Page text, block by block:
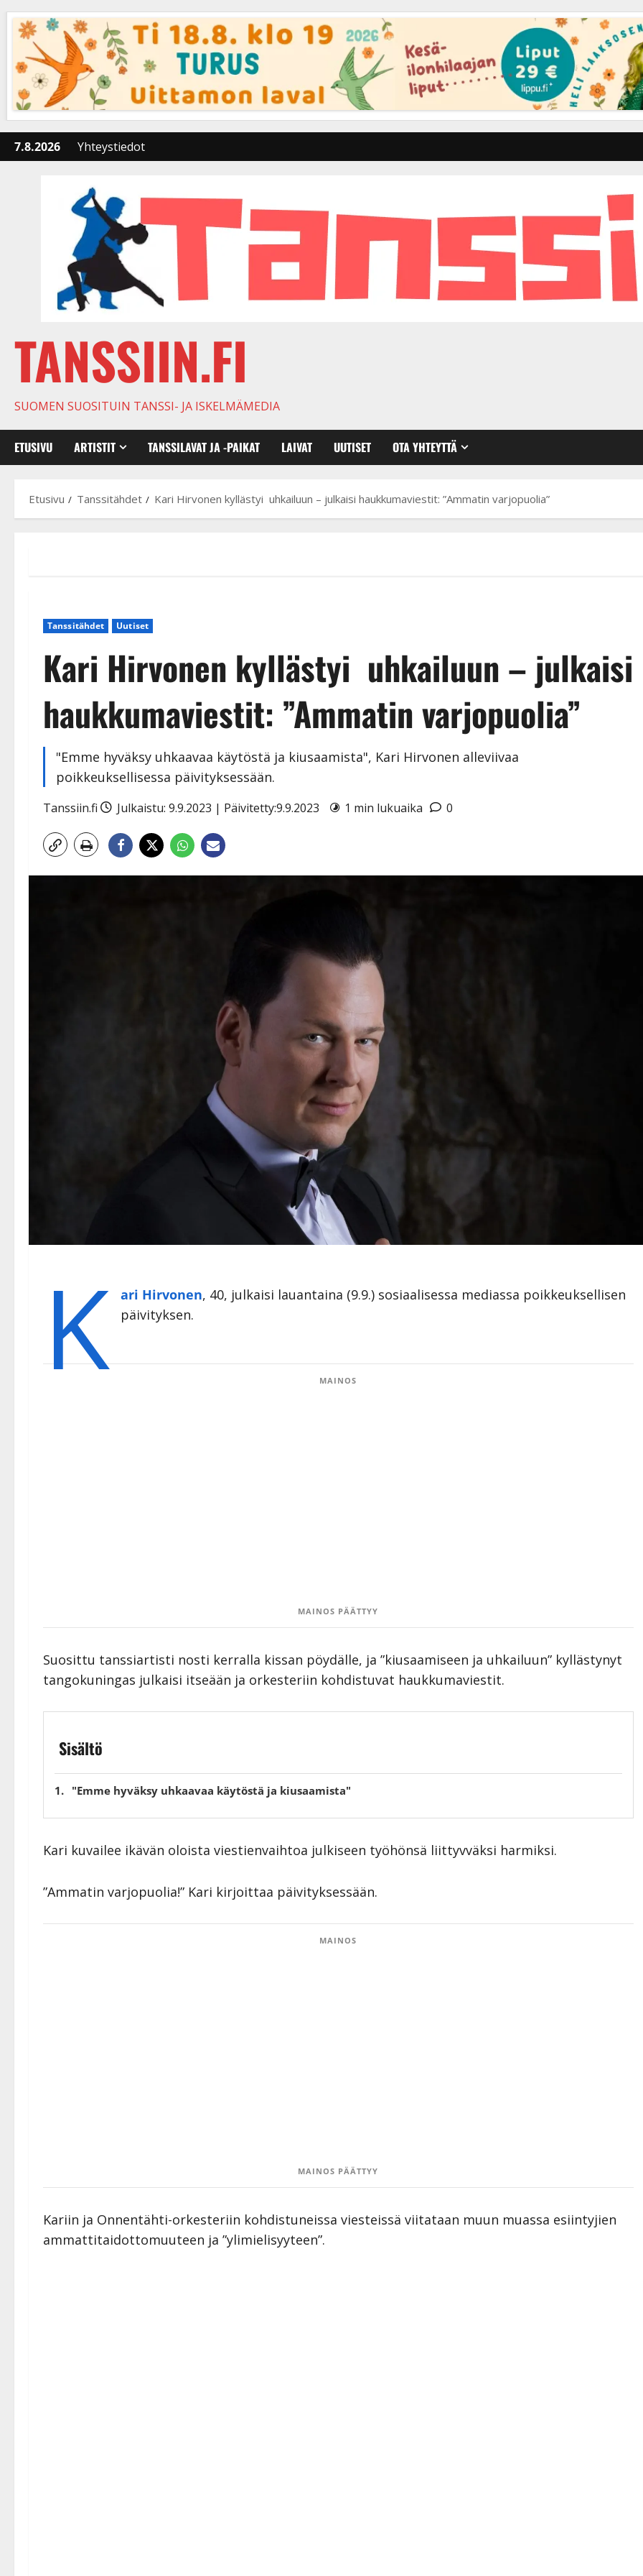
content
7.8.2026 Yhteystiedot
TANSSIIN.FI
SUOMEN SUOSITUIN TANSSI- JA ISKELMÄMEDIA
ETUSIVU ARTISTIT TANSSILAVAT JA -PAIKAT LAIVAT UUTISET OTA YHTEYTTÄ
Etusivu Tanssitähdet Kari Hirvonen kyllästyi uhkailuun – julkaisi haukkumaviestit: ”Ammatin varjopuolia”
Tanssitähdet Uutiset
Kari Hirvonen kyllästyi uhkailuun – julkaisi
haukkumaviestit: ”Ammatin varjopuolia”
"Emme hyväksy uhkaavaa käytöstä ja kiusaamista", Kari Hirvonen alleviivaa
poikkeuksellisessa päivityksessään.
Tanssiin.fi Julkaistu: 9.9.2023 | Päivitetty:9.9.2023 1 min lukuaika 0
K ari Hirvonen, 40, julkaisi lauantaina (9.9.) sosiaalisessa mediassa poikkeuksellisen
päivityksen.
MAINOS
MAINOS PÄÄTTYY
Suosittu tanssiartisti nosti kerralla kissan pöydälle, ja ”kiusaamiseen ja uhkailuun” kyllästynyt
tangokuningas julkaisi itseään ja orkesteriin kohdistuvat haukkumaviestit.
Sisältö
"Emme hyväksy uhkaavaa käytöstä ja kiusaamista"
Kari kuvailee ikävän oloista viestienvaihtoa julkiseen työhönsä liittyvväksi harmiksi.
”Ammatin varjopuolia!” Kari kirjoittaa päivityksessään.
MAINOS
MAINOS PÄÄTTYY
Kariin ja Onnentähti-orkesteriin kohdistuneissa viesteissä viitataan muun muassa esiintyjien
ammattitaidottomuuteen ja ”ylimielisyyteen”.